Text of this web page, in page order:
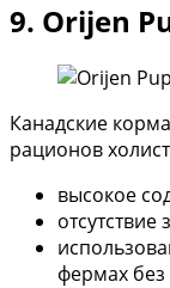
9. Orijen
Канадские
рационов
высокое
отсутствие
фермах